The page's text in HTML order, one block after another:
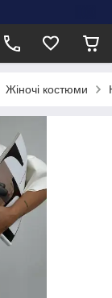
Жіночі костюми